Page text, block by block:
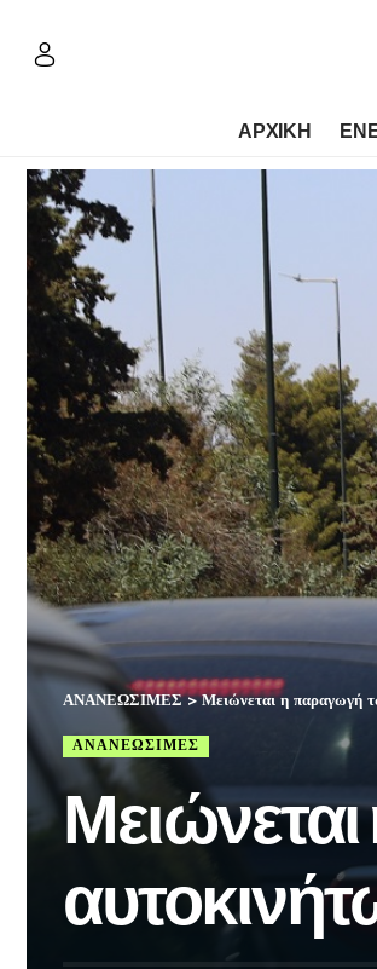
ΑΡΧΙΚΗ
ΑΝΑΝΕΩΣΙΜΕΣ>Μειώνεται η παραγωγή
ΑΝΑΝΕΩΣΙΜΕΣ